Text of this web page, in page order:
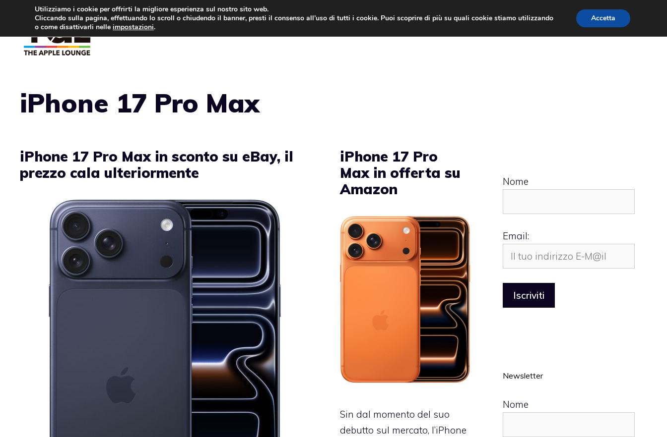
contenuto
iPhone 17 Pro Max
iPhone 17 Pro Max in sconto su eBay, il
prezzo cala ulteriormente
iPhone 17 Pro
Max in offerta su
Amazon
Sin dal momento del suo
debutto sul mercato, l’iPhone
Nome
Email:
Newsletter
Nome
Utilizziamo i cookie per offrirti la migliore esperienza sul nostro sito web.
Cliccando sulla pagina, effettuando lo scroll o chiudendo il banner, presti il consenso all’uso di tutti i cookie. Puoi scoprire di più su quali cookie stiamo utilizzando
o come disattivarli nelle impostazioni.
Accetta